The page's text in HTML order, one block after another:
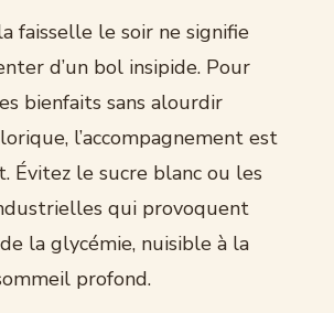
faisselle le soir ne signifie
d’un bol insipide. Pour
bienfaits sans alourdir
l’accompagnement est
Évitez le sucre blanc ou les
qui provoquent
la glycémie, nuisible à la
profond.